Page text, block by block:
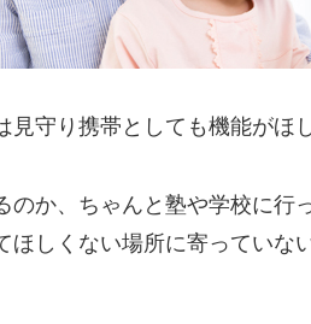
守り携帯としても機能がほ
のか、ちゃんと塾や学校に行
ほしくない場所に寄っていな